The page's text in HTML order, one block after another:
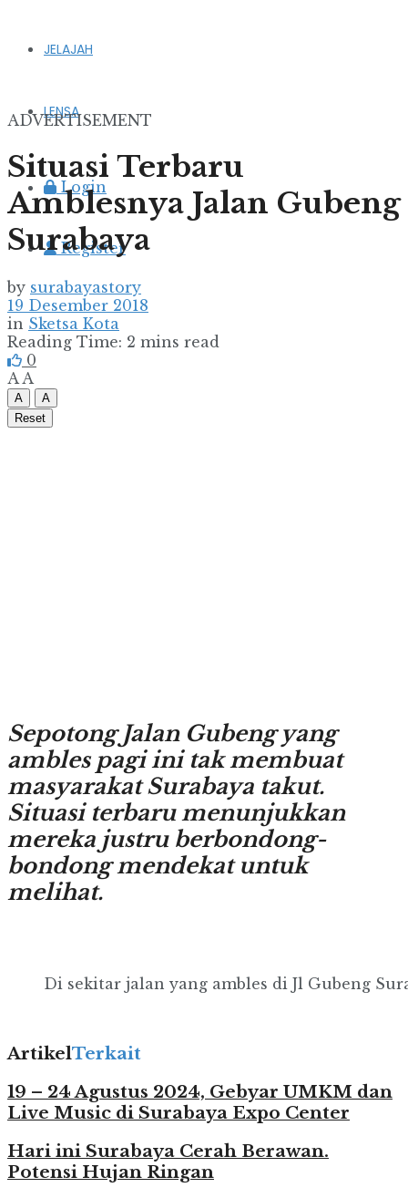
JELAJAH
LENSA
Login
Register
ADVERTISEMENT
Situasi Terbaru
Amblesnya Jalan Gubeng
Surabaya
by surabayastory
19 Desember 2018
in Sketsa Kota
Reading Time: 2 mins read
0
A A
A
A
Reset
Sepotong Jalan Gubeng yang
ambles pagi ini tak membuat
masyarakat Surabaya takut.
Situasi terbaru menunjukkan
mereka justru berbondong-
bondong mendekat untuk
melihat.
Di sekitar jalan yang ambles di Jl Gubeng
ArtikelTerkait
19 – 24 Agustus 2024, Gebyar UMKM dan
Live Music di Surabaya Expo Center
Hari ini Surabaya Cerah Berawan.
Potensi Hujan Ringan